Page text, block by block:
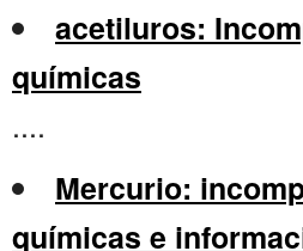
acetiluros:
químicas
....
Mercurio:
químicas e